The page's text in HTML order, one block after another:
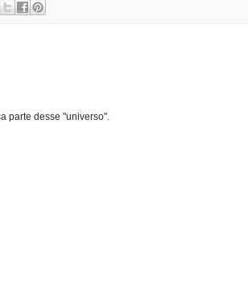
parte desse "universo".